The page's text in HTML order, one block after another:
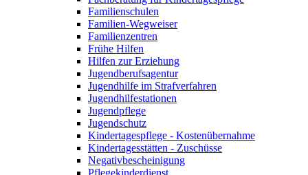
Familienschulen
Familien-Wegweiser
Familienzentren
Frühe Hilfen
Hilfen zur Erziehung
Jugendberufsagentur
Jugendhilfe im Strafverfahren
Jugendhilfestationen
Jugendpflege
Jugendschutz
Kindertagespflege - Kostenübernahme
Kindertagesstätten - Zuschüsse
Negativbescheinigung
Pflegekinderdienst